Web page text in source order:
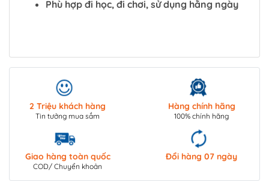
Phù hợp đi học, đi chơi, sử dụng hằng ngày
2 Triệu khách hàng
Tin tưởng mua sắm
Hàng chính hãng
100% chính hãng
Giao hàng toàn quốc
COD/ Chuyển khoản
Đổi hàng 07 ngày